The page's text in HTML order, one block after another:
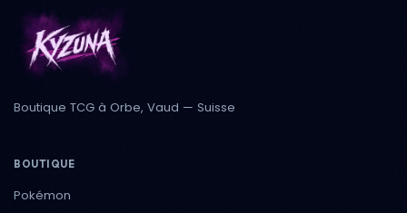
Boutique TCG à Orbe, Vaud — Suisse
BOUTIQUE
Pokémon